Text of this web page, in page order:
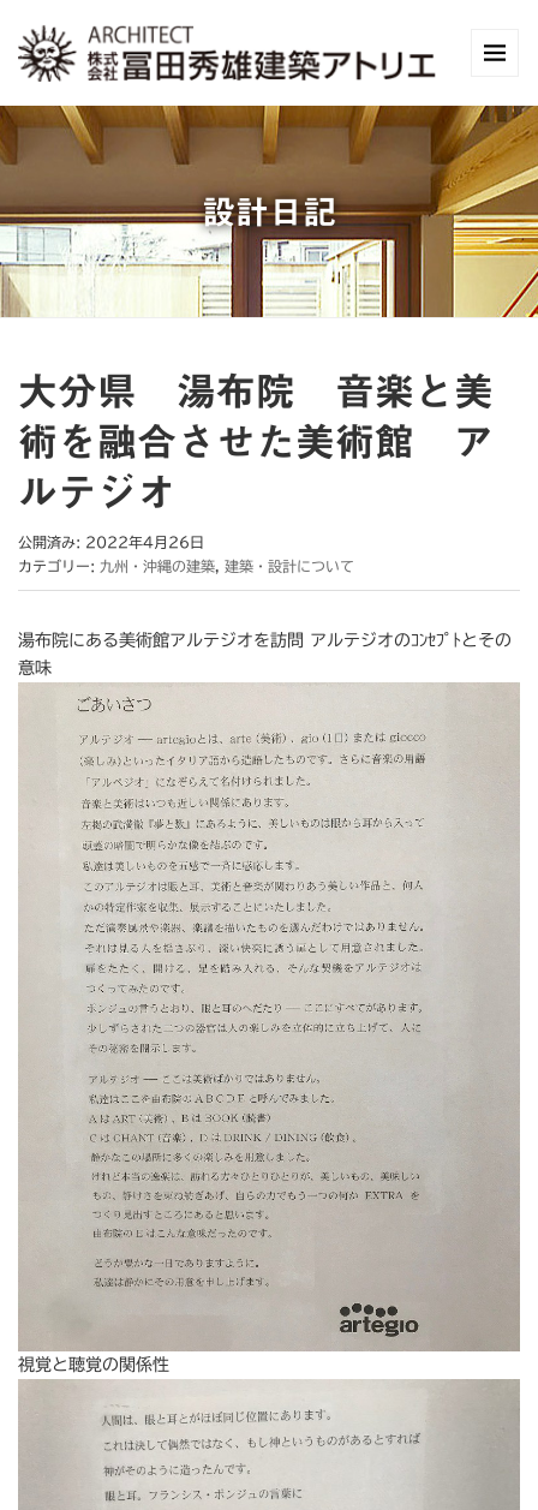
設計日記
大分県 湯布院 音楽と美
術を融合させた美術館 ア
ルテジオ
公開済み: 2022年4月26日
カテゴリー: 九州・沖縄の建築 建築・設計について
湯布院にある美術館アルテジオを訪問 アルテジオのｺﾝｾﾌﾟﾄとその
意味
視覚と聴覚の関係性